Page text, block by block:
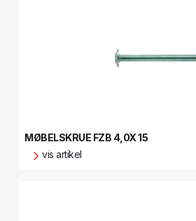
MØBELSKRUE FZB 4,0X 15
vis artikel